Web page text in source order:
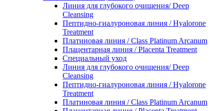
Линия для глубокого очищения/ Deep
Cleansing
Пептидно-гиалуроновая линия / Hyalorone
Treatment
Платиновая линия / Class Platinum Arcanum
Плацентарная линия / Placenta Treatment
Специальный уход
Линия для глубокого очищения/ Deep
Cleansing
Пептидно-гиалуроновая линия / Hyalorone
Treatment
Платиновая линия / Class Platinum Arcanum